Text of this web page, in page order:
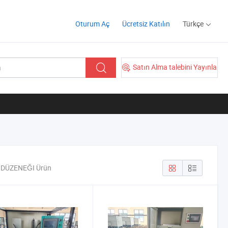
Oturum Aç Ücretsiz Katılın Türkçe
Satın Alma talebini Yayınla
Ürün